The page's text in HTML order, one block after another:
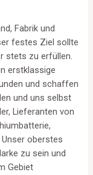
Fabrik und
festes Ziel sollte
stets zu erfüllen.
erstklassige
und schaffen
und uns selbst
Lieferanten von
oberstes
zu sein und
Gebiet